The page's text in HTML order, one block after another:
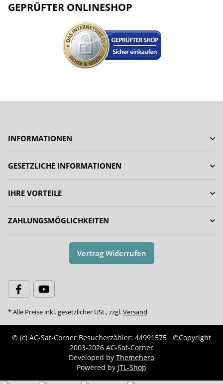
GEPRÜFTER ONLINESHOP
INFORMATIONEN
GESETZLICHE INFORMATIONEN
IHRE VORTEILE
ZAHLUNGSMÖGLICHKEITEN
Vertrag Widerrufen
* Alle Preise inkl. gesetzlicher USt., zzgl.Versand
© (c) AC-Sat-Corner Besucherzähler: 44991575
©Copyright
2003-2026 AC-Sat-Corner
Developed by Themehero
Powered by JTL-Shop